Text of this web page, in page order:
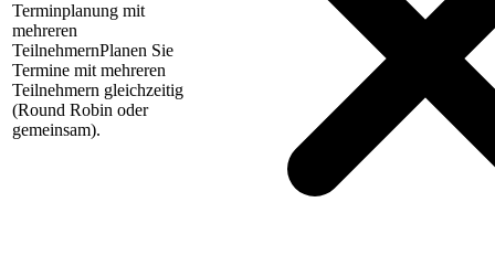
Terminplanung mit
mehreren
TeilnehmernPlanen Sie
Termine mit mehreren
Teilnehmern gleichzeitig
(Round Robin oder
gemeinsam).